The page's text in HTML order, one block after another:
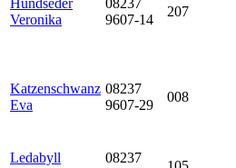
Hundseder
Veronika
08237
9607-14
207
Katzenschwanz
Eva
08237
9607-29
008
Ledabyll
08237